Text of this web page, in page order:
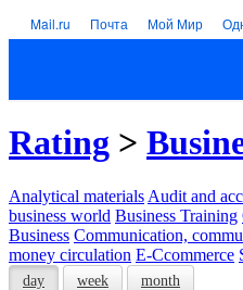
Mail.ru Почта Мой Мир
Rating >
Analytical materials Audit and
business world Business Training
Business Communication,
money circulation E-Ccommerce
day week month